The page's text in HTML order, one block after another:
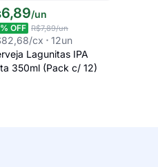
6,89/un
% OFF R$7,89/un
/cx 12un
Lagunitas IPA
350ml (Pack c/ 12)